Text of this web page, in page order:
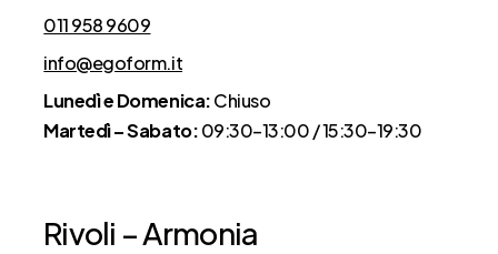
011 958 9609
info@egoform.it
Lunedì e Domenica:Chiuso
Martedì – Sabato:09:30–13:00 / 15:30–19:30
Rivoli – Armonia